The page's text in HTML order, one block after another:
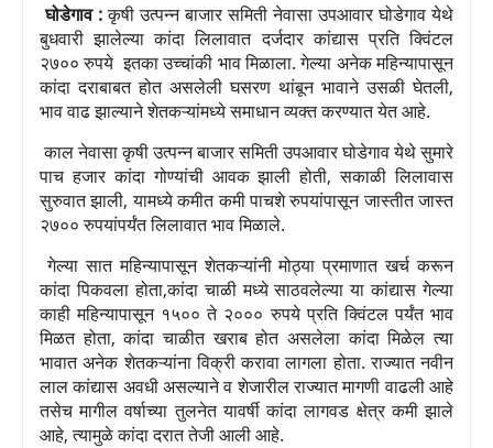
घोडेगाव :कृषी उत्पन्न बाजार समिती नेवासा उपआवार घोडेगाव येथे
बुधवारी झालेल्या कांदा लिलावात दर्जदार कांद्यास प्रति क्विंटल
२७००रुपये इतका उच्चांकी भाव मिळाला.गेल्या अनेक महिन्यापासून
कांदा दराबाबत होत असलेली घसरण थांबून भावाने उसळी घेतली,
भाव वाढ झाल्याने शेतकऱ्यांमध्ये समाधान व्यक्त करण्यात येत आहे.
कालनेवासा कृषी उत्पन्न बाजार समिती उपआवार घोडेगाव येथे सुमारे
पाच हजार कांदा गोण्यांची आवक झाली होती,सकाळीलिलावास
सुरुवात झाली,यामध्ये कमीत कमी पाचशेरुपयांपासून जास्तीत जास्त
२७०० रुपयांपर्यंत लिलावात भाव मिळाले.
गेल्या सात महिन्यापासून शेतकऱ्यांनी मोठ्या प्रमाणात खर्च करून
कांदा पिकवला होता,कांदा चाळी मध्ये साठवलेल्या या कांद्यास गेल्या
काही महिन्यापासून १५००ते २००० रुपये प्रति क्विंटल पर्यंत भाव
मिळत होता,कांदा चाळीत खराब होत असलेला कांदा मिळेल त्या
भावात अनेक शेतकऱ्यांना विक्री करावा लागला होता. राज्यात नवीन
लाल कांद्यास अवधी असल्याने व शेजारील राज्यात मागणी वाढली आहे
तसेच मागील वर्षाच्या तुलनेत यावर्षी कांदा लागवड क्षेत्र कमी झाले
आहे,त्यामुळे कांदा दरात तेजी आली आहे.